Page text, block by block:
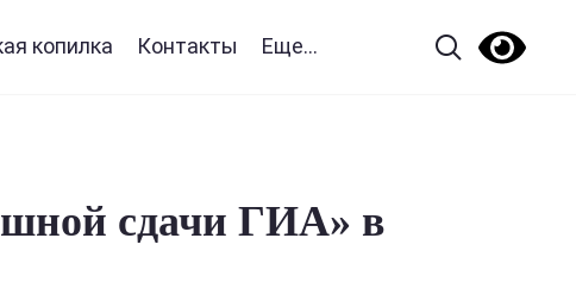
копилка Контакты Еще...
сдачи ГИА» в